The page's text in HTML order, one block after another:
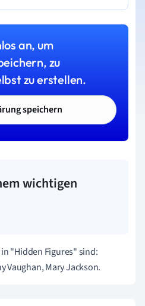
an, um
zu
zu erstellen.
speichern
wichtigen
"Hidden Figures" sind:
Vaughan,Mary Jackson.